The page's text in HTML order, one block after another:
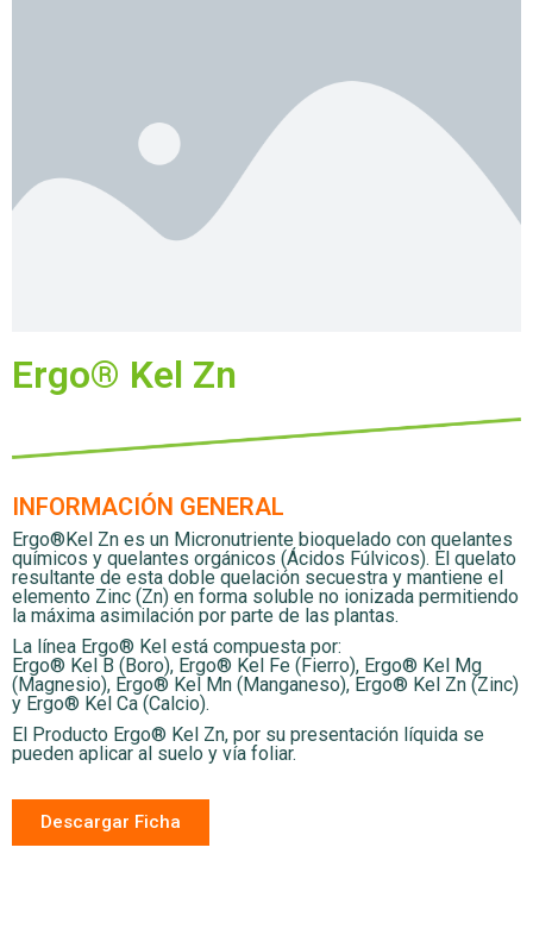
Ergo® Kel Zn
INFORMACIÓN GENERAL
Ergo®Kel Zn es un Micronutriente bioquelado con quelantes
químicos y quelantes orgánicos (Ácidos Fúlvicos). El quelato
resultante de esta doble quelación secuestra y mantiene el
elemento Zinc (Zn) en forma soluble no ionizada permitiendo
la máxima asimilación por parte de las plantas.
La línea Ergo® Kel está compuesta por:
Ergo® Kel B (Boro), Ergo® Kel Fe (Fierro), Ergo® Kel Mg
(Magnesio), Ergo® Kel Mn (Manganeso), Ergo® Kel Zn (Zinc)
y Ergo® Kel Ca (Calcio).
El Producto Ergo® Kel Zn, por su presentación líquida se
pueden aplicar al suelo y vía foliar.
Descargar Ficha